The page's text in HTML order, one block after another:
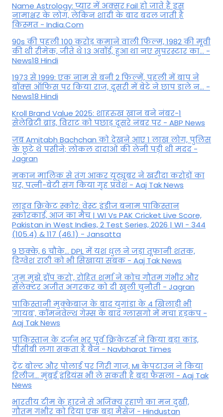
Name Astrology: प्यार में अक्सर Fail हो जाते हैं इस
नामाक्षर के लोग, लेकिन शादी के बाद बदल जाती है
किस्मत - India.Com
90s की पहली 100 करोड़ कमाने वाली फिल्म, 1982 की मूवी
की थी रीमेक, जीते थे 13 अवॉर्ड, हुआ था नए सुपरस्टार का... -
News18 Hindi
1973 से 1999: एक नाम से बनी 2 फिल्में, पहली में बाप ने
बॉक्स ऑफिस पर किया राज, दूसरी में बेटे ने छाप डाले न... -
News18 Hindi
Kroll Brand Value 2025: शाहरुख खान बने नंबर-1
सेलेब्रिटी ब्रांड, विराट को पछाड़ दूसरे नंबर पर - ABP News
जब Amitabh Bachchan को देखने आए 1 लाख लोग, पुलिस
के छूटे थे पसीने; लोकल दादाओं की लेनी पड़ी थी मदद -
Jagran
मकान मालिक से तंग आकर यूट्यूबर ने खरीदा करोड़ों का
घर, पत्नी-बेटी संग किया गृह प्रवेश - Aaj Tak News
लाइव क्रिकेट स्कोर: वेस्ट इंडीज बनाम पाकिस्तान
स्कोरकार्ड, आज का मैच | WI Vs PAK Cricket Live Score,
Pakistan in West Indies, 2 Test Series, 2026 | WI - 344
(105.4) & 117 (46.1) - Jansatta
9 छक्के, 6 चौके... DPL में यश धुल ने जड़ा तूफानी शतक,
द‍िग्वेश राठी को भी स‍िखाया सबक - Aaj Tak News
'तुम मुझे ड्रॉप करो', रोहित शर्मा ने कोच गौतम गंभीर और
सेलेक्टर अजीत अगरकर को दी खुली चुनौती - Jagran
पाकिस्तानी मुक्केबाज के बाद युगांडा के 4 खिलाड़ी भी
'गायब', कॉमनवेल्थ गेम्स के बाद ग्लासगो में मचा हड़कंप -
Aaj Tak News
पाकिस्तान के दर्जन भर पूर्व क्रिकेटर्स ने किया बड़ा कांड,
पीसीबी लगा सकता है बैन - Navbharat Times
ट्रेंट बोल्ट और पोलार्ड पर गिरी गाज, MI केपटाउन ने किया
रिलीज... मुंबई इंडियंस भी ले सकती है बड़ा फैसला - Aaj Tak
News
भारतीय टीम के हारने से अजिंक्य रहाणे का मन दुखी,
गौतम गंभीर को दिया एक बड़ा मैसेज - Hindustan